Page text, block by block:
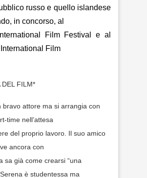
russo e quello islandese
in concorso, al
Film Festival e al
Film
DEL FILM*
bravo attore ma si arrangia con
time nell’attesa
del proprio lavoro. Il suo amico
ancora con
sa già come crearsi “una
è studentessa ma